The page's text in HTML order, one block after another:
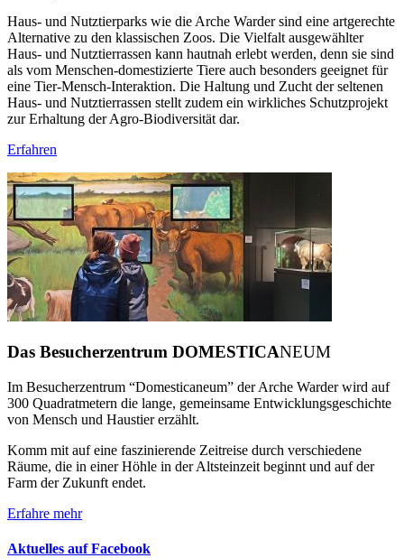
Haus- und Nutztierparks wie die Arche Warder sind eine artgerechte
Alternative zu den klassischen Zoos. Die Vielfalt ausgewählter
Haus- und Nutztierrassen kann hautnah erlebt werden, denn sie sind
als vom Menschen-domestizierte Tiere auch besonders geeignet für
eine Tier-Mensch-Interaktion. Die Haltung und Zucht der seltenen
Haus- und Nutztierrassen stellt zudem ein wirkliches Schutzprojekt
zur Erhaltung der Agro-Biodiversität dar.
Erfahren
Das Besucherzentrum DOMESTICANEUM
Im Besucherzentrum “Domesticaneum” der Arche Warder wird auf
300 Quadratmetern die lange, gemeinsame Entwicklungsgeschichte
von Mensch und Haustier erzählt.
Komm mit auf eine faszinierende Zeitreise durch verschiedene
Räume, die in einer Höhle in der Altsteinzeit beginnt und auf der
Farm der Zukunft endet.
Erfahre mehr
Aktuelles auf Facebook